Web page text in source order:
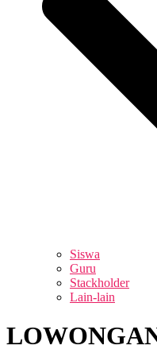
Siswa
Guru
Stackholder
Lain-lain